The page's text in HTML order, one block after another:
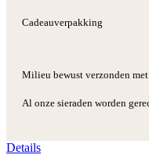
Cadeauverpakking
Milieu bewust verzonden
Al onze sieraden worden
Details